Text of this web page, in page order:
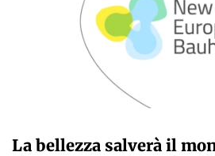
La bellezza salverà il